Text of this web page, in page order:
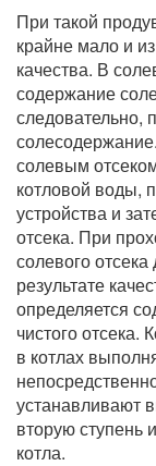
При такой
крайне мало и
качества. В
содержание
следовательно,
солевым
котловой воды,
устройства и
отсека. При
солевого
результате
определяется
чистого отсека.
в котлах
устанавливают
вторую ступень
котла.